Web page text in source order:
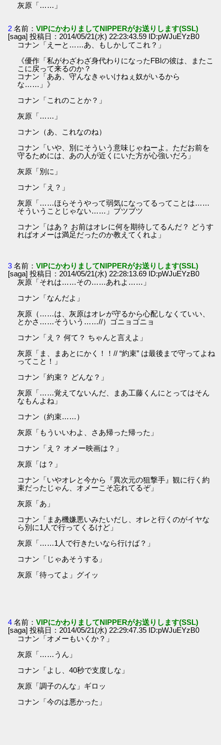
灰原「……」
2 名前：VIPにかわりましてNIPPERがお送りします(SSL)
[saga] 投稿日：2014/05/21(水) 22:23:43.59 ID:pWJuEYzB0
コナン「えーと……あ、もしかしてこれ？」
《優作「私がわざわざ身代わりになったFBIの彼は、またこ
こに戻って来るのか？
コナン「ああ、守んなきゃいけねぇ奴がいるから
な……」》
コナン「これのことか？」
灰原「……」
コナン（あ、これなのね）
コナン「いや、別にそういう意味じゃねーよ。ただお前を
守るためには、あの人が近くにいた方が心強いだろ」
灰原「別に」
コナン「え？」
灰原「……ほらそうやって弱気になってるってことは……
そういうことじゃない……」ブツブツ
コナン「はあ？ お前はオレに何を期待してるんだ？ どうす
ればオメーは満足だったのか教えてくれよ」
3 名前：VIPにかわりましてNIPPERがお送りします(SSL)
[saga] 投稿日：2014/05/21(水) 22:28:13.69 ID:pWJuEYzB0
灰原「それは……その……あれよ……」
コナン「なんだよ」
灰原（……は、灰原はオレが守るから心配しなくていい、
とかさ……そういう……//）ゴニョゴニョ
コナン「え？ 何て？ ちゃんと言えよ」
灰原「ま、まあとにかく！！// “約束” は最後まで守ってよね
ってこと！」
コナン「約束？ どんな？」
灰原「……覚えてないんだ、まあ工藤くんにとってはそん
なもんよね」
コナン（約束……）
灰原「もういいわよ、さあ帰った帰った」
コナン「え？ オメー映画は？」
灰原「は？」
コナン「いやオレと今から『異次元の狙撃手』観に行く約
束だったじゃん、オメーこそ忘れてるぞ」
灰原「あ」
コナン「まあ機嫌悪いみたいだし、オレと行くのがイヤな
ら別に1人で行ってくるけど」
灰原「……1人で行きたいなら行けば？」
コナン「じゃあそうする」
灰原「待ってよ」グイッ
4 名前：VIPにかわりましてNIPPERがお送りします(SSL)
[saga] 投稿日：2014/05/21(水) 22:29:47.35 ID:pWJuEYzB0
コナン「オメーもいくか？」
灰原「……うん」
コナン「よし、40秒で支度しな」
灰原「調子のんな」ギロッ
コナン「今のは悪かった」